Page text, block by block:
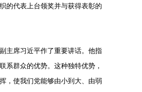
的代表上台领奖并与获得表彰的
主席习近平作了重要讲话。他指
系群众的优势。这种独特优势，
，使我们党能够由小到大、由弱